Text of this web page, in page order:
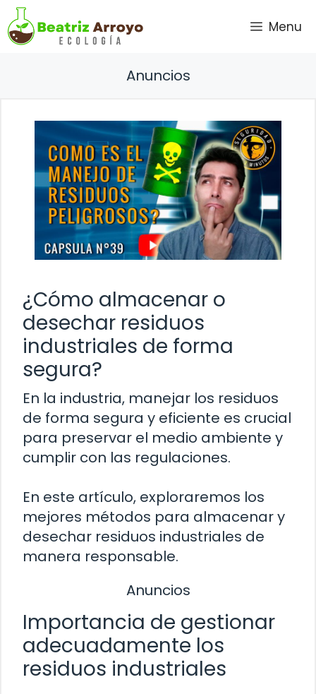
Saltar
al
contenido
Menu
Anuncios
¿Cómo almacenar o
desechar residuos
industriales de forma
segura?
En la industria, manejar los residuos
de forma segura y eficiente es crucial
para preservar el medio ambiente y
cumplir con las regulaciones.
En este artículo, exploraremos los
mejores métodos para almacenar y
desechar residuos industriales de
manera responsable.
Anuncios
Importancia de gestionar
adecuadamente los
residuos industriales